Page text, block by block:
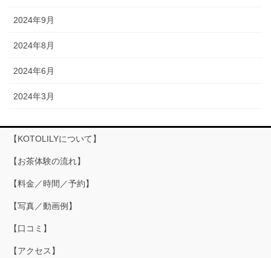
2024年9月
2024年8月
2024年6月
2024年3月
【KOTOLILYについて】
【お茶体験の流れ】
【料金／時間／予約】
【写真／動画例】
【口コミ】
【アクセス】